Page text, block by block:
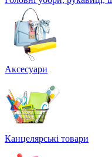
Аксесуари
Канцелярські товари